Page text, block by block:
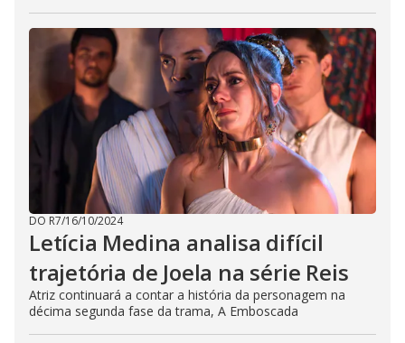
DO R7/16/10/2024
Letícia Medina analisa difícil
trajetória de Joela na série Reis
Atriz continuará a contar a história da personagem na
décima segunda fase da trama, A Emboscada